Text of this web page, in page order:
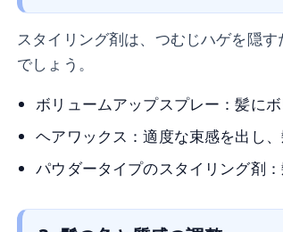
スタイリング剤は、つむじハゲを隠
でしょう。
ボリュームアップスプレー：髪に
ヘアワックス：適度な束感を出し
パウダータイプのスタイリング剤